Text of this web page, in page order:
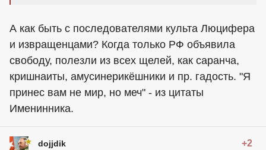
А как быть с последователями культа Люцифера
и извращенцами? Когда только РФ объявила
свободу, полезли из всех щелей, как саранча,
кришнаиты, амусинерикёшники и пр. гадость. "Я
принес вам не мир, но меч" - из цитаты
Именинника.
dojjdik +2